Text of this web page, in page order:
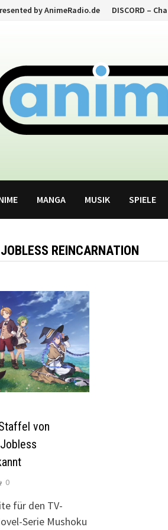
by AnimeRadio.de DISCORD –
MANGA MUSIK SPIELE
JOBLESS REINCARNATION
von
0
für den TV-
Serie Mushoku